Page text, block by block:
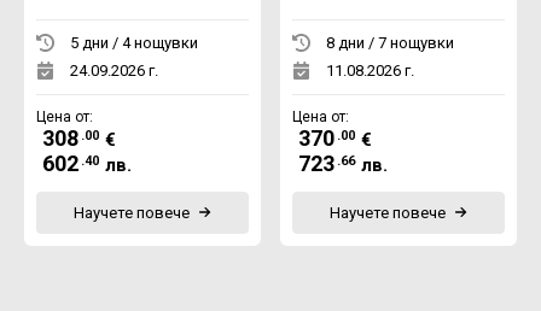
5 дни / 4 нощувки
24.09.2026 г.
Цена от:
308 .00 €
602 .40 лв.
Научете повече
8 дни / 7 нощувки
11.08.2026 г.
Цена от:
370 .00 €
723 .66 лв.
Научете повече